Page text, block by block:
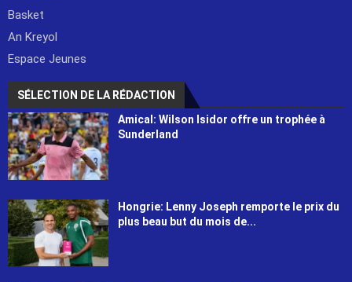
Basket
An Kreyol
Espace Jeunes
SÉLECTION DE LA RÉDACTION
Amical: Wilson Isidor offre un trophée à
Sunderland
Hongrie: Lenny Joseph remporte le prix du
plus beau but du mois de...